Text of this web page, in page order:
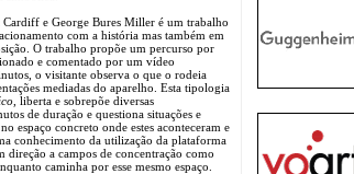
Cardiff e George Bures Miller é um trabalho
com a história mas também em
O trabalho propõe um percurso por
e comentado por um vídeo
o visitante observa o que o rodeia
mediadas do aparelho. Esta tipologia
, liberta e sobrepõe diversas
de duração e questiona situações e
espaço concreto onde estes aconteceram e
conhecimento da utilização da plataforma
a campos de concentração como
caminha por esse mesmo espaço.